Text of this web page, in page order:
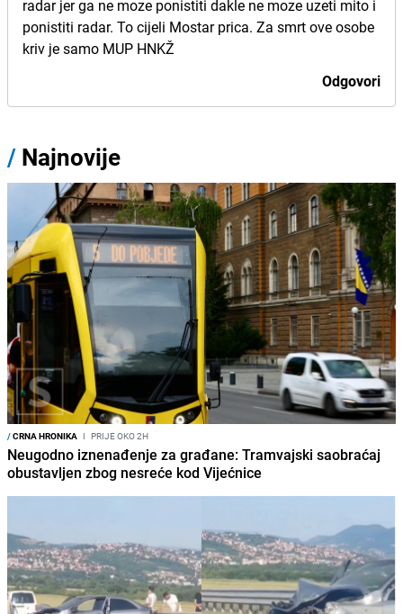
radar jer ga ne moze ponistiti dakle ne moze uzeti mito i
ponistiti radar. To cijeli Mostar prica. Za smrt ove osobe
kriv je samo MUP HNKŽ
Odgovori
/ Najnovije
/CRNA HRONIKA I PRIJE OKO 2H
Neugodno iznenađenje za građane: Tramvajski saobraćaj
obustavljen zbog nesreće kod Vijećnice